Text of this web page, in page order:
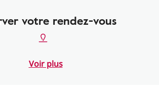
votre rendez-vous
Voir plus